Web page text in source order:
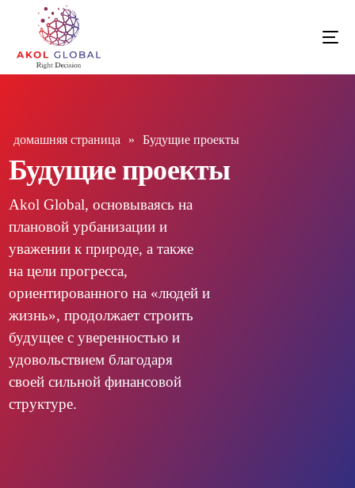
домашняя страница » Будущие проекты
Будущие проекты
Akol Global, основываясь на
плановой урбанизации и
уважении к природе, а также
на цели прогресса,
ориентированного на «людей и
жизнь», продолжает строить
будущее с уверенностью и
удовольствием благодаря
своей сильной финансовой
структуре.